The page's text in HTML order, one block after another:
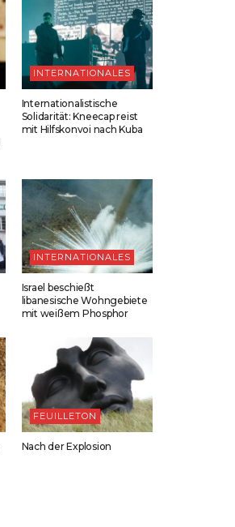
INTERNATIONALES
Internationalistische
Solidarität: Kneecap reist
mit Hilfskonvoi nach Kuba
INTERNATIONALES
Israel beschießt
libanesische Wohngebiete
mit weißem Phosphor
FEUILLETON
Nach der Explosion